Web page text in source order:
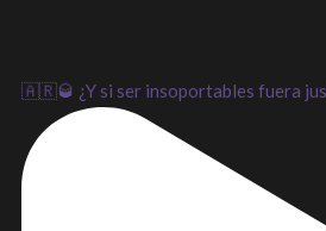
🇦🇷🥃 ¿Y si ser insoportables fuera